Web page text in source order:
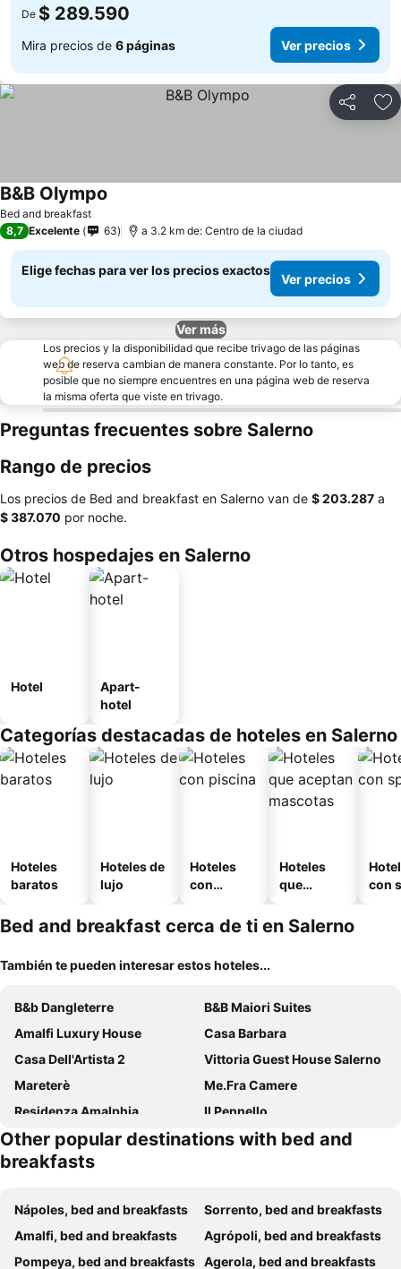
De $ 289.590
Mira precios de 6 páginas Ver precios
Compartir
Bed and breakfast
B&B Olympo
8,7 Excelente 63 a 3.2 km de: Centro de la ciudad
Elige fechas para ver los precios exactos
Ver precios
Ver más
Los precios y la disponibilidad que recibe trivago de las páginas
web de reserva cambian de manera constante. Por lo tanto, es
posible que no siempre encuentres en una página web de reserva
la misma oferta que viste en trivago.
Preguntas frecuentes sobre Salerno
Rango de precios
Los precios de Bed and breakfast en Salerno van de ‎$ 203.287 a
‎$ 387.070 por noche.
Otros hospedajes en Salerno
Hotel
Apart-
hotel
Categorías destacadas de hoteles en Salerno
Hoteles
baratos
Hoteles de
lujo
Hoteles
con
Hoteles
que
mascotas
con
Bed and breakfast cerca de ti en Salerno
También te pueden interesar estos hoteles...
B&b Dangleterre
B&B Maiori Suites
Amalfi Luxury House
Casa Barbara
Casa Dell'Artista 2
Vittoria Guest House Salerno
Mareterè
Me.Fra Camere
Residenza Amalphia
Il Pennello
Vecchio West
Divina Costiera
B&B Portobello
Grillo
B&B Sul Corso
Bed and Breakfast Adelberga
B&B Portafortuna Lucky charm
Other popular destinations with bed and
breakfasts
Nápoles, bed and breakfasts
Sorrento, bed and breakfasts
Amalfi, bed and breakfasts
Agrópoli, bed and breakfasts
Pompeya, bed and breakfasts Agerola, bed and breakfasts